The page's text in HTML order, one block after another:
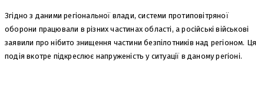
Згідно з даними регіональної влади, системи протиповітряної
оборони працювали в різних частинах області, а російські військові
заявили про нібито знищення частини безпілотників над регіоном. Ця
подія вкотре підкреслює напруженість у ситуації в даному регіоні.